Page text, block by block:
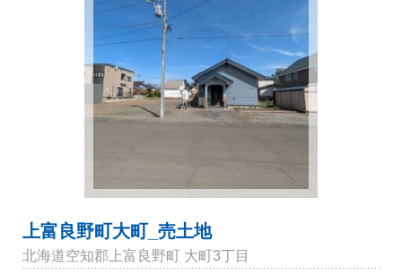
上富良野町大町_売土地
北海道空知郡上富良野町 大町3丁目